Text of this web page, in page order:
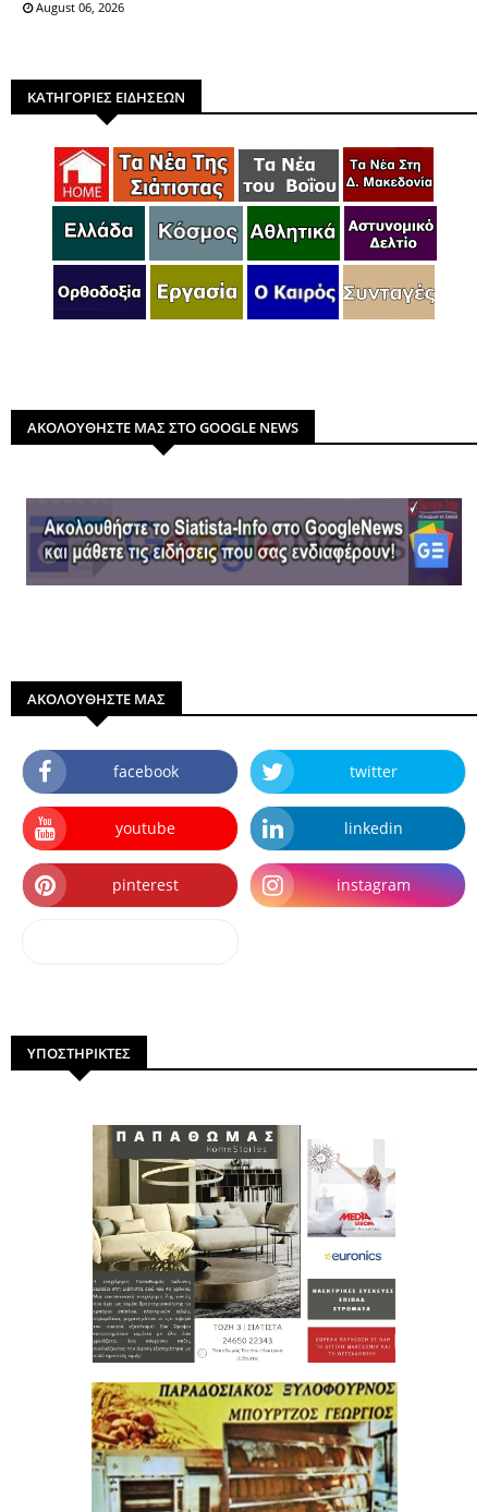
August 06, 2026
ΚΑΤΗΓΟΡΙΕΣ ΕΙΔΗΣΕΩΝ
ΑΚΟΛΟΥΘΗΣΤΕ ΜΑΣ ΣΤΟ GOOGLE NEWS
ΑΚΟΛΟΥΘΗΣΤΕ ΜΑΣ
facebook twitter
youtube linkedin
pinterest instagram
ΥΠΟΣΤΗΡΙΚΤΕΣ